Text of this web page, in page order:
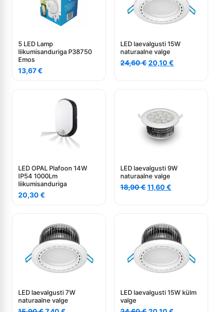
5 LED Lamp
liikumisanduriga P38750
Emos
13,67€
LED laevalgusti 15W
naturaalne valge
24,60€Algne
20,10 €
LED OPAL Plafoon 14W
IP54 1000Lm
liikumisanduriga
20,30 €
LED laevalgusti 9W
naturaalne valge
18,90€Algne
11,60 €
LED laevalgusti 7W
naturaalne valge
LED laevalgusti 15W külm
valge